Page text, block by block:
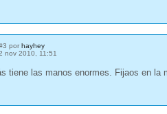
por hayhey
nov 2010, 11:51
tiene las manos enormes. Fijaos en la